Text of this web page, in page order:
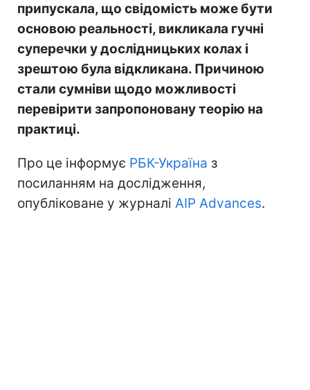
припускала, що свідомість може бути
основою реальності, викликала гучні
суперечки у дослідницьких колах і
зрештою була відкликана. Причиною
стали сумніви щодо можливості
перевірити запропоновану теорію на
практиці.
Про це інформує РБК-Україна з
посиланням на дослідження,
опубліковане у журналі AIP Advances.